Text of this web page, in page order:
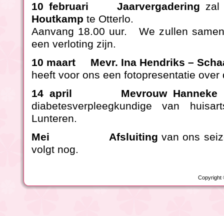
10 februari Jaarvergadering zal
Houtkamp te Otterlo.
Aanvang 18.00 uur. We zullen
een verloting zijn.
10 maart Mevr. Ina Hendriks –
heeft voor ons een fotopresentatie over
14 april Mevrouw Hanneke
diabetesverpleegkundige van
Lunteren.
Mei Afsluiting van ons
volgt nog.
Copyright